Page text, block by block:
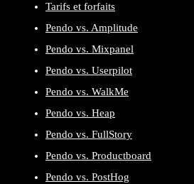
Tarifs et forfaits
Pendo vs. Amplitude
Pendo vs. Mixpanel
Pendo vs. Userpilot
Pendo vs. WalkMe
Pendo vs. Heap
Pendo vs. FullStory
Pendo vs. Productboard
Pendo vs. PostHog